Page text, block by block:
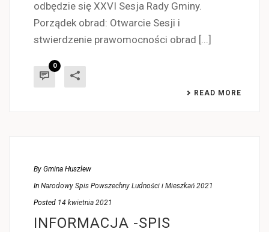
odbędzie się XXVI Sesja Rady Gminy.
Porządek obrad: Otwarcie Sesji i
stwierdzenie prawomocności obrad [...]
0
READ MORE
By Gmina Huszlew
In Narodowy Spis Powszechny Ludności i Mieszkań 2021
Posted 14 kwietnia 2021
INFORMACJA -SPIS